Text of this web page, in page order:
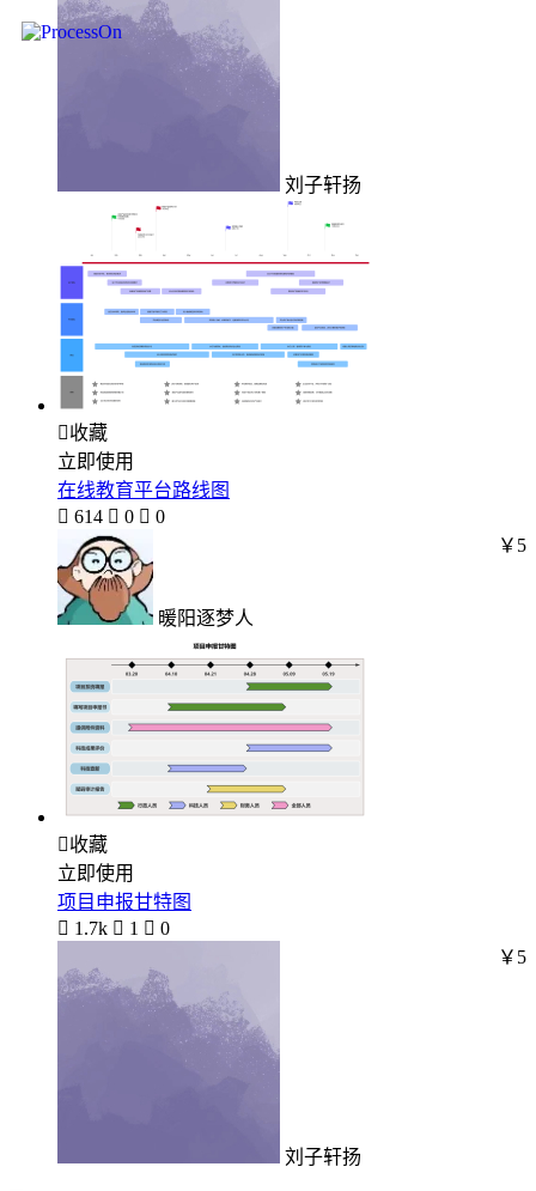
刘子轩扬
收藏
立即使用
在线教育平台路线图
 614  0  0
暖阳逐梦人
￥5
收藏
立即使用
项目申报甘特图
 1.7k  1  0
刘子轩扬
￥5